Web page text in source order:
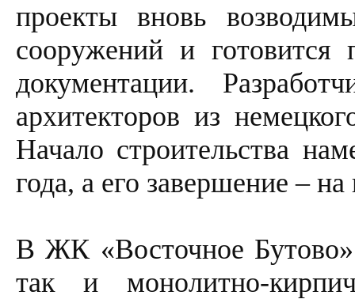
проекты вновь
сооружений и готовится
документации.
архитекторов из
Начало строительства
года, а его завершение –
В ЖК «Восточное Бутово»
так и монолитно-